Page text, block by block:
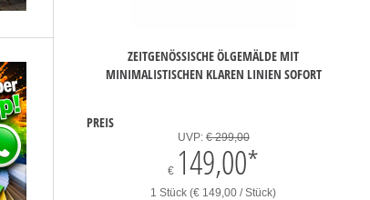
ZEITGENÖSSISCHE ÖLGEMÄLDE MIT
MINIMALISTISCHEN KLAREN LINIEN SOFORT
PREIS
UVP: € 299,00
€ 149,00*
1 Stück (€ 149,00 / Stück)